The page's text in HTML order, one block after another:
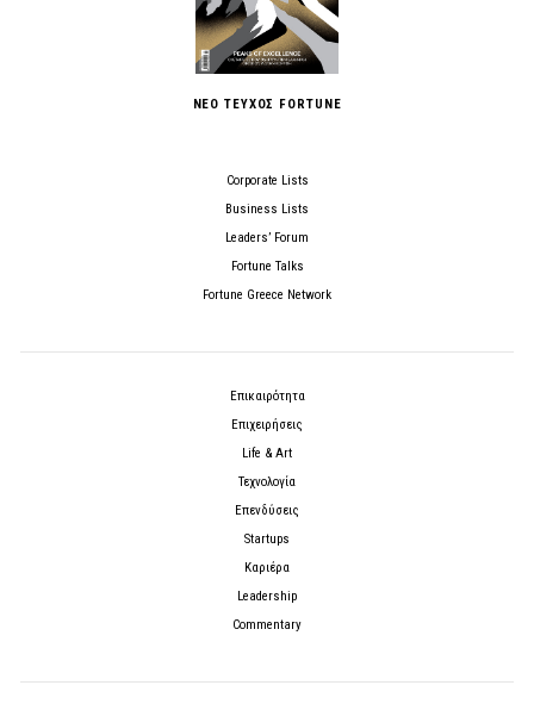
ΝΕΟ ΤΕΥΧΟΣ FORTUNE
Corporate Lists
Business Lists
Leaders’ Forum
Fortune Talks
Fortune Greece Network
Επικαιρότητα
Επιχειρήσεις
Life & Art
Τεχνολογία
Επενδύσεις
Startups
Καριέρα
Leadership
Commentary